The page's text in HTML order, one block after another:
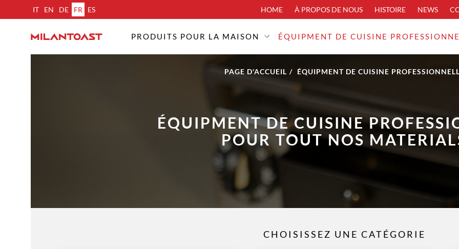
IT EN DE FR ES HOME À PROPOS DE NOUS HISTOIRE NEWS
PRODUITS POUR LA MAISON ÉQUIPMENT DE CUISINE
PAGE D'ACCUEIL ÉQUIPMENT DE CUISINE
ÉQUIPMENT DE CUISINE
POUR TOUT NOS
CHOISISSEZ UNE CATÉGORIE